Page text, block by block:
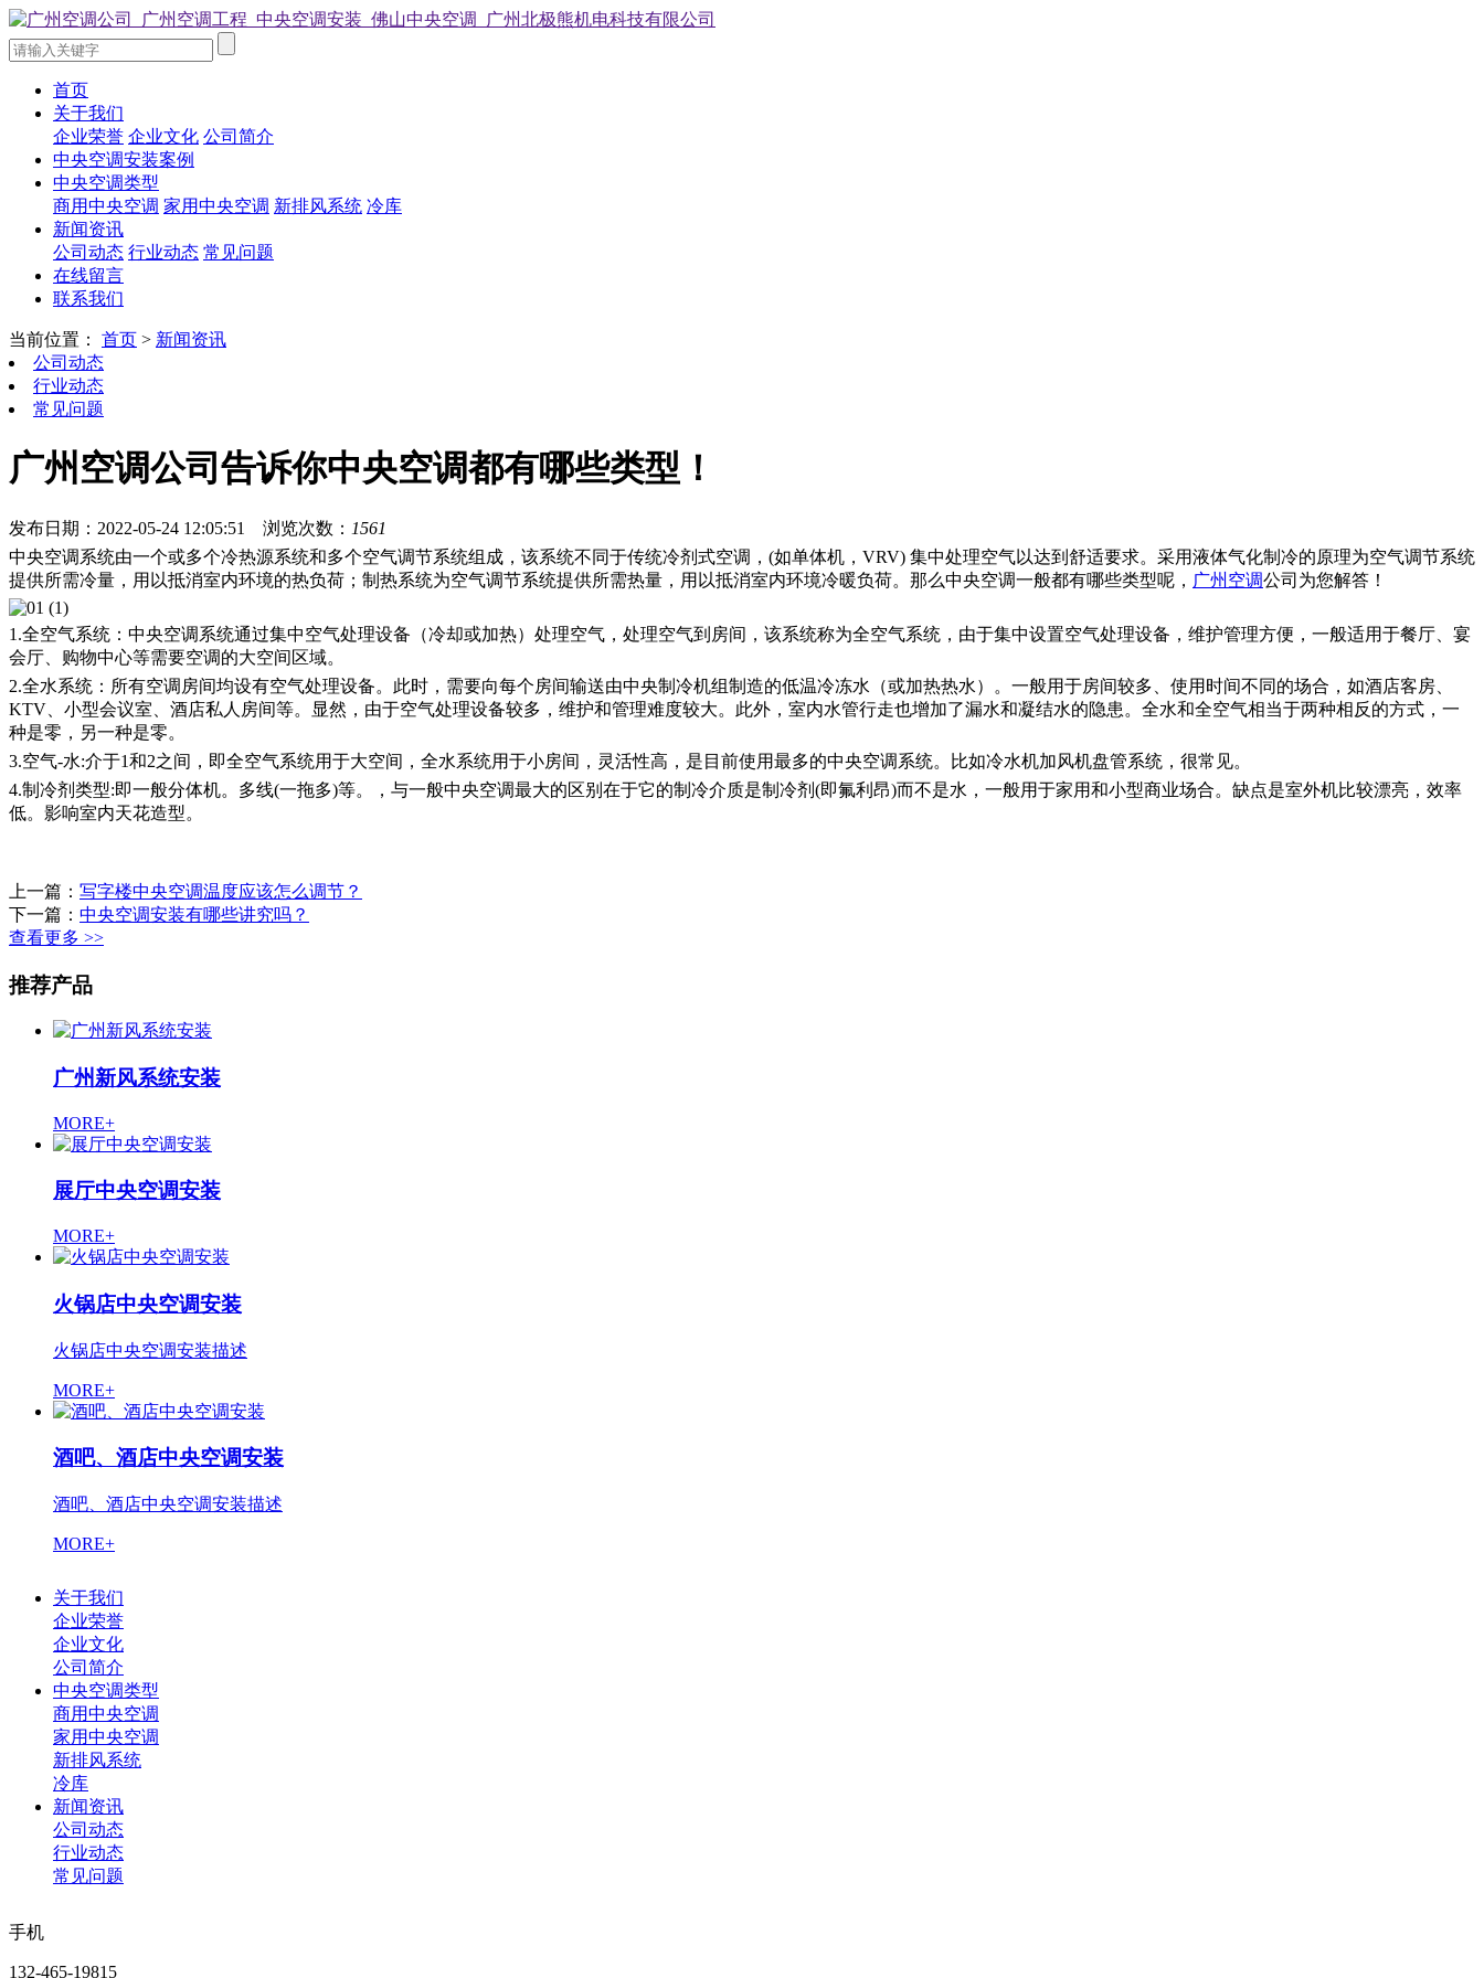
首页
关于我们
企业荣誉 企业文化 公司简介
中央空调安装案例
中央空调类型
商用中央空调 家用中央空调 新排风系统 冷库
新闻资讯
公司动态 行业动态 常见问题
在线留言
联系我们
当前位置： 首页 > 新闻资讯
公司动态
行业动态
常见问题
广州空调公司告诉你中央空调都有哪些类型！
发布日期：2022-05-24 12:05:51 浏览次数： 1561
中央空调系统由一个或多个冷热源系统和多个空气调节系统组成，该系统不同于传统冷剂式空调， (如单体机，VRV) 集中处理空气以达到舒适要求。采用液体气化制冷的原理为空气调节系统
提供所需冷量，用以抵消室内环境的热负荷；制热系统为空气调节系统提供所需热量，用以抵消室内环境冷暖负荷。那么中央空调一般都有哪些类型呢， 广州空调公司为您解答！
1.全空气系统：中央空调系统通过集中空气处理设备（冷却或加热）处理空气，处理空气到房间，该系统称为全空气系统，由于集中设置空气处理设备，维护管理方便，一般适用于餐厅、宴
会厅、购物中心等需要空调的大空间区域。
2.全水系统：所有空调房间均设有空气处理设备。此时，需要向每个房间输送由中央制冷机组制造的低温冷冻水（或加热热水）。一般用于房间较多、使用时间不同的场合，如酒店客房、
KTV 、小型会议室、酒店私人房间等。显然，由于空气处理设备较多，维护和管理难度较大。此外，室内水管行走也增加了漏水和凝结水的隐患。全水和全空气相当于两种相反的方式，一
种是零，另一种是零。
3.空气-水:介于1和2之间，即全空气系统用于大空间，全水系统用于小房间，灵活性高，是目前使用最多的中央空调系统。比如冷水机加风机盘管系统，很常见。
4.制冷剂类型:即一般分体机。多线(一拖多)等。，与一般中央空调最大的区别在于它的制冷介质是制冷剂 (即氟利昂)而不是水，一般用于家用和小型商业场合。缺点是室外机比较漂亮，效率
低。影响室内天花造型。
上一篇： 写字楼中央空调温度应该怎么调节？
下一篇： 中央空调安装有哪些讲究吗？
查看更多 >>
推荐产品
广州新风系统安装
MORE+
展厅中央空调安装
MORE+
火锅店中央空调安装
火锅店中央空调安装描述
MORE+
酒吧、酒店中央空调安装
酒吧、酒店中央空调安装描述
MORE+
关于我们
企业荣誉
企业文化
公司简介
中央空调类型
商用中央空调
家用中央空调
新排风系统
冷库
新闻资讯
公司动态
行业动态
常见问题
手机
132-465-19815